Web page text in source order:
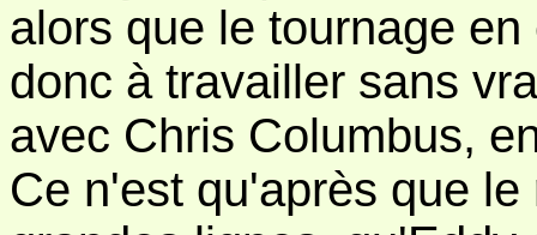
alors que le tournage
donc à travailler sans
avec Chris Columbus,
Ce n'est qu'après que